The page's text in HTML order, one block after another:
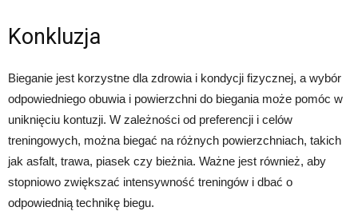
Konkluzja
Bieganie jest korzystne dla zdrowia i kondycji fizycznej, a wybór
odpowiedniego obuwia i powierzchni do biegania może pomóc w
uniknięciu kontuzji. W zależności od preferencji i celów
treningowych, można biegać na różnych powierzchniach, takich
jak asfalt, trawa, piasek czy bieżnia. Ważne jest również, aby
stopniowo zwiększać intensywność treningów i dbać o
odpowiednią technikę biegu.